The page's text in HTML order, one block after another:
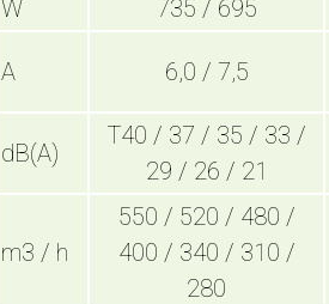
W 735 / 695
A 6,0 / 7,5
dB(A)
T40 / 37 / 35 / 33 /
29 / 26 / 21
m3 / h
550 / 520 / 480 /
400 / 340 / 310 /
280